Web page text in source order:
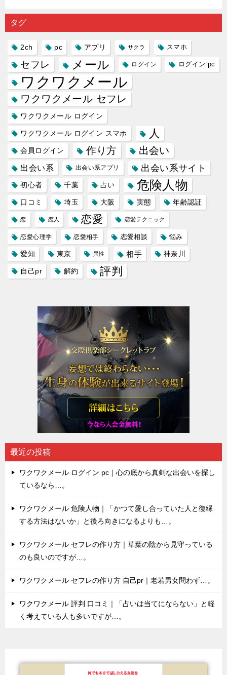
り会った
人に軽...
するので
プリの内
る人に恋
雑で素人
タグ
2ch pc アプリ サクラ スマホ
セフレ メール ログイン ログイン pc
ワクワクメール
ワクワクメール セフレ
ワクワクメール ログイン
ワクワクメール ログイン スマホ 人
会員ログイン 作り方 出会い
出会い系 出会い系アプリ 出会い系サイト
初心者 千葉 占い 危険人物
口コミ 埼玉 大阪 実態 年齢認証
恋 恋人 恋愛 恋愛テクニック
恋愛心理学 恋愛相手 恋愛相談 悩み
愛知 東京 異性 相手 神奈川
自己pr 解約 評判
最近の投稿
ワクワクメール ログイン pc｜心の底から真剣な出会いを探し
ているなら…。
ワクワクメール 危険人物｜「かつて愛し合っていた人と復縁
する方法はないか」と後ろ向きになるよりも…。
ワクワクメール セフレの作り方｜草葉の陰から見守っている
のも良いのですが…。
ワクワクメール セフレの作り方 自己pr｜老若男女問わず…。
ワクワクメール 評判 口コミ｜「占いは当てにならない」と軽
く考えている人も多いですが…。